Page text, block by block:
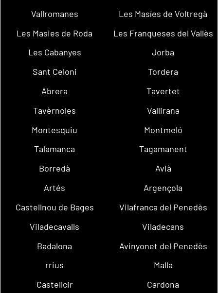
Vallromanes
Les Masíes de Voltregà
Les Masies de Roda
Les Franqueses del Vallès
Les Cabanyes
Jorba
Sant Celoni
Tordera
Abrera
Tavertet
Tavèrnoles
Vallirana
Montesquiu
Montmeló
Talamanca
Tagamanent
Borredà
Avià
Artés
Argençola
Castellnou de Bages
Vilafranca del Penedès
Viladecavalls
Viladecans
Badalona
Avinyonet del Penedès
rrius
Malla
Castellcir
Cardona